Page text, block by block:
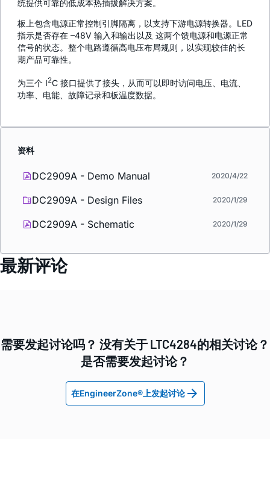
统提供可靠的低成本热插拔解决方案。
板上包含电源正常控制引脚隔离，以支持下游电源转换器。LED
指示是否存在 –48V 输入和输出以及 这两个馈电源和电源正常
信号的状态。整个电路遵循高电压布局规则，以实现较佳的长
期产品可靠性。
为三个 I2C 接口提供了接头，从而可以即时访问电压、电流、
功率、电能、故障记录和板温度数据。
资料
DC2909A - Demo Manual 2020/4/22
DC2909A - Design Files 2020/1/29
DC2909A - Schematic 2020/1/29
最新评论
需要发起讨论吗？ 没有关于 LTC4284的相关讨论？
是否需要发起讨论？
在EngineerZone®上发起讨论